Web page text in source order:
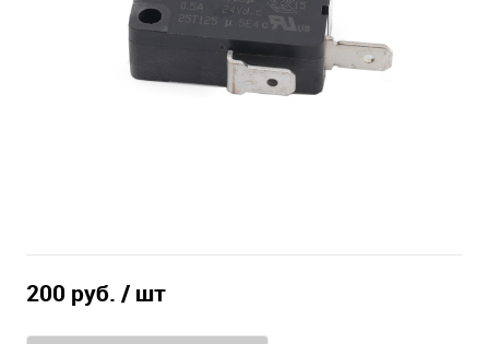
200 руб. / шт